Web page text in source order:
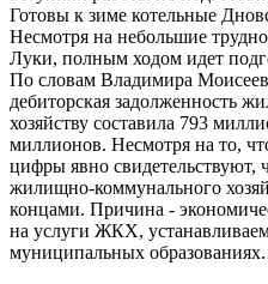
Готовы к зиме котельные
Несмотря на небольшие
Луки, полным ходом идет
По словам Владимира
дебиторская задолженность
хозяйству составила 793
миллионов. Несмотря на то,
цифры явно свидетельствуют,
жилищно-коммунального
концами. Причина -
на услуги ЖКХ,
муниципальных образованиях.